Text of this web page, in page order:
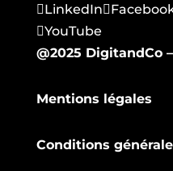
LinkedIn
YouTube
@2025 DigitandCo
Mentions légales
Conditions